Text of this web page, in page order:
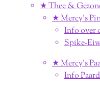
★ Thee &
★ Mercy's
Info over
Spike-
★ Mercy's
Info